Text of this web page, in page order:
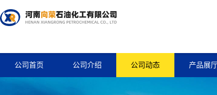
公司首页 公司介绍 公司动态 产品展